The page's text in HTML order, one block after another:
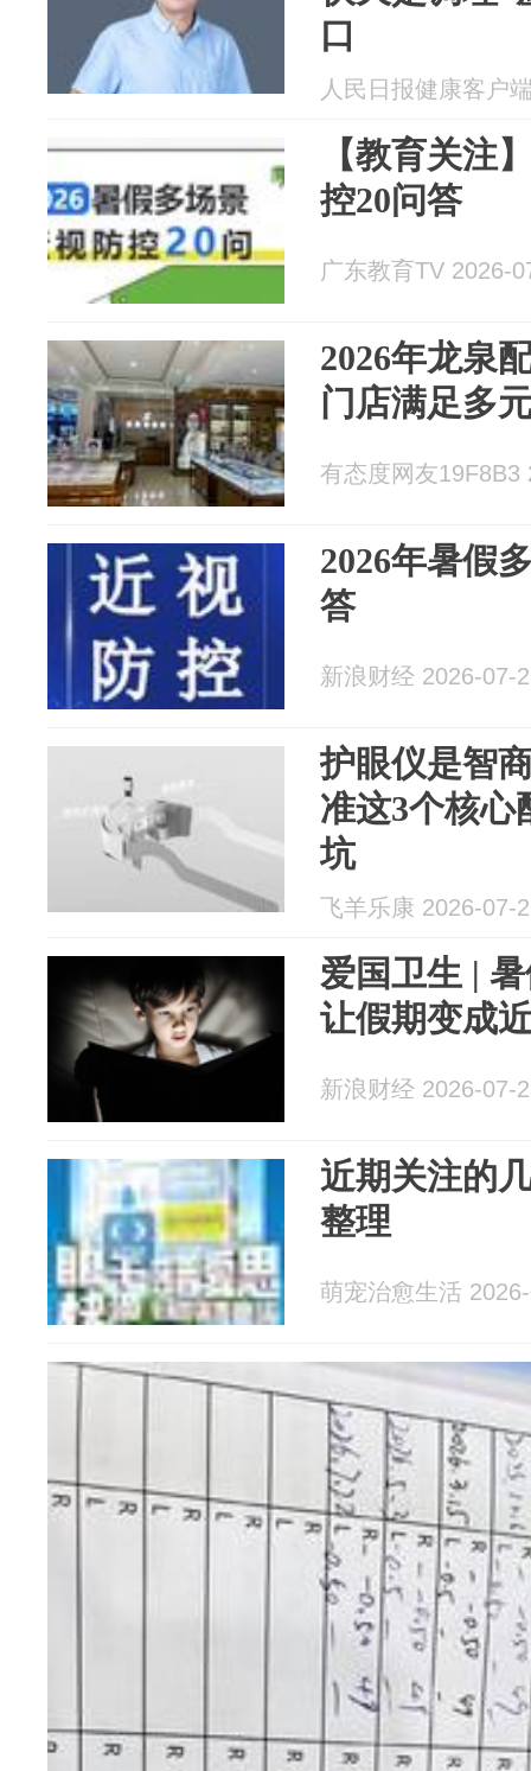
口
人民日报健康客户
【教育关注
控20问答
广东教育TV 2026-
2026年龙泉
门店满足多
有态度网友19F8B3
2026年暑假
答
新浪财经 2026-07-
护眼仪是智
准这3个核心
坑
飞羊乐康 2026-07-
爱国卫生 |
让假期变成
新浪财经 2026-07-
近期关注的
整理
萌宠治愈生活